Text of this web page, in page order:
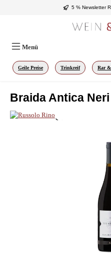
Zum Hauptinhalt springen5 % Newsletter
Menü
Geile Preise Trinkreif Rar
Braida Antica Neri